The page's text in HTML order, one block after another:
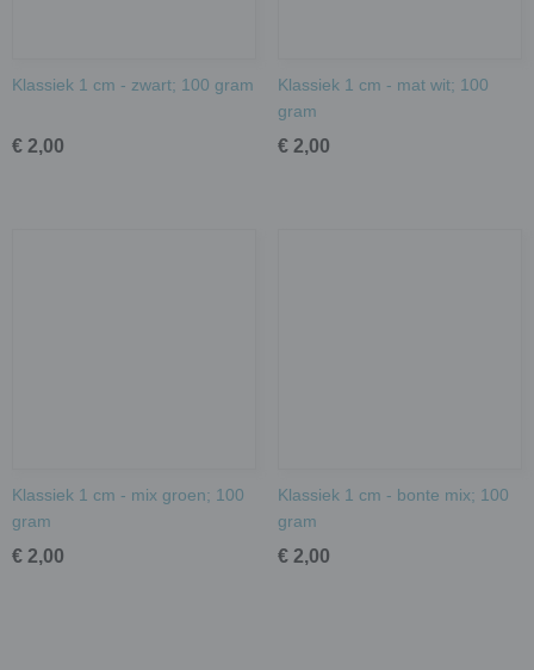
Klassiek 1 cm - zwart; 100 gram
€ 2,00
Klassiek 1 cm - mat wit; 100
gram
€ 2,00
Klassiek 1 cm - mix groen; 100
gram
€ 2,00
Klassiek 1 cm - bonte mix; 100
gram
€ 2,00